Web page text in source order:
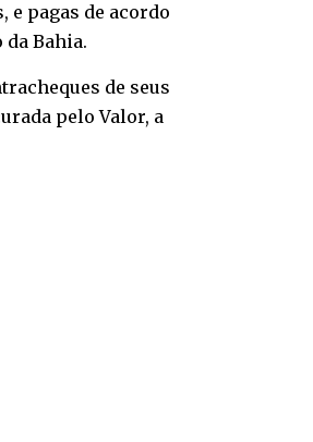
pagas de acordo
Bahia.
de seus
pelo Valor, a